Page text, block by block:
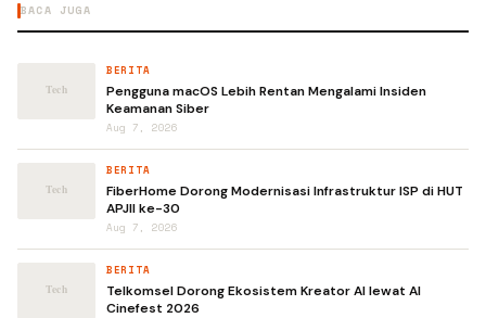
BACA JUGA
BERITA
Pengguna macOS Lebih Rentan Mengalami Insiden
Keamanan Siber
Aug 7, 2026
BERITA
FiberHome Dorong Modernisasi Infrastruktur ISP di HUT
APJII ke-30
Aug 7, 2026
BERITA
Telkomsel Dorong Ekosistem Kreator AI lewat AI
Cinefest 2026